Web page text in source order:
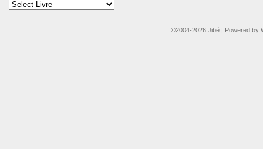
©2004-2026 Jibé | Powered by